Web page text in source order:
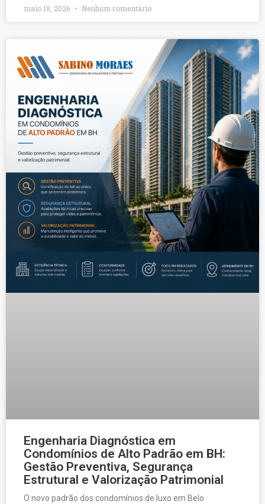
maio 18, 2026 Nenhum comentário
Engenharia Diagnóstica em
Condomínios de Alto Padrão em BH:
Gestão Preventiva, Segurança
Estrutural e Valorização Patrimonial
O novo padrão dos condomínios de luxo em Belo